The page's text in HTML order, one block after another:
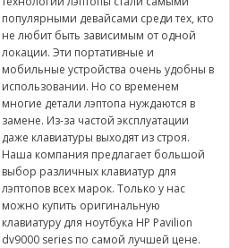
популярными девайсами среди тех, кто
не любит быть зависимым от одной
локации. Эти портативные и
мобильные устройства очень удобны в
использовании. Но со временем
многие детали лэптопа нуждаются в
замене. Из-за частой эксплуатации
даже клавиатуры выходят из строя.
Наша компания предлагает большой
выбор различных клавиатур для
лэптопов всех марок. Только у нас
можно купить оригинальную
клавиатуру для ноутбука HP Pavilion
dv9000 series по самой лучшей цене.